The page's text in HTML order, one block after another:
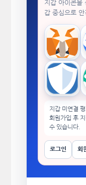
지갑 아이콘을
갑 중심으로 안
Trust
지갑 미연결
회원가입 후
수 있습니다.
로그인 회